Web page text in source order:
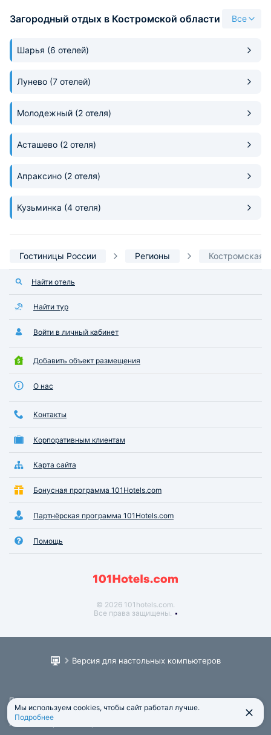
командировки или отдыха.
сервиса!
Загородный отдых в Костромской области Все
Шарья (6 отелей)
Лунево (7 отелей)
Молодежный (2 отеля)
Асташево (2 отеля)
Апраксино (2 отеля)
Кузьминка (4 отеля)
Гостиницы России Регионы Костромская
Найти отель
Найти тур
Войти в личный кабинет
Добавить объект размещения
О нас
Контакты
Корпоративным клиентам
Карта сайта
Бонусная программа 101Hotels.com
Партнёрская программа 101Hotels.com
Помощь
© 2026 101hotels.com.
Все права защищены.
Версия для настольных компьютеров
Пользовательское соглашение
Юридическая информация
Политика обработки персональных данных
Мы используем cookies, чтобы сайт работал лучше.
Подробнее